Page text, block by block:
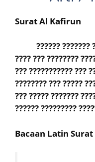
Surat Al Kafirun
?????? ???????
???? ??? ????????
??? ??????????? ???
???????? ??? ?????
??? ????? ???????
?????? ?????????
Bacaan Latin